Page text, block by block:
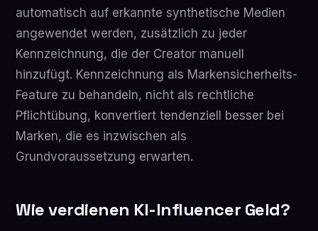
automatisch auf erkannte synthetische Medien
angewendet werden, zusätzlich zu jeder
Kennzeichnung, die der Creator manuell
hinzufügt. Kennzeichnung als Markensicherheits-
Feature zu behandeln, nicht als rechtliche
Pflichtübung, konvertiert tendenziell besser bei
Marken, die es inzwischen als
Grundvoraussetzung erwarten.
Wie verdienen KI-Influencer Geld?